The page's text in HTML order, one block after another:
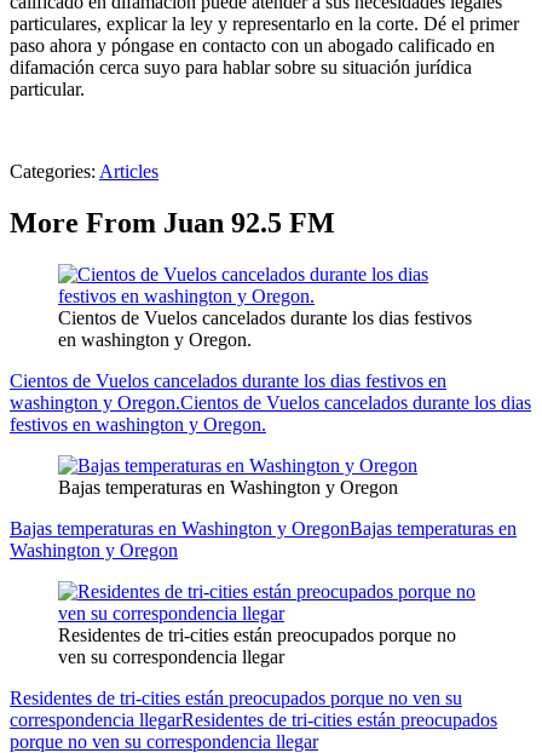
particulares, explicar la ley y representarlo en la corte. Dé el primer
paso ahora y póngase en contacto con un abogado calificado en
difamación cerca suyo para hablar sobre su situación jurídica
particular.
Categories: Articles
More From Juan 92.5 FM
Cientos de Vuelos cancelados durante los dias festivos
en washington y Oregon.
Cientos de Vuelos cancelados durante los dias festivos en
washington y Oregon.Cientos de Vuelos cancelados durante los dias
festivos en washington y Oregon.
Bajas temperaturas en Washington y Oregon
Bajas temperaturas en Washington y OregonBajas temperaturas en
Washington y Oregon
Residentes de tri-cities están preocupados porque no
ven su correspondencia llegar
Residentes de tri-cities están preocupados porque no ven su
correspondencia llegarResidentes de tri-cities están preocupados
porque no ven su correspondencia llegar